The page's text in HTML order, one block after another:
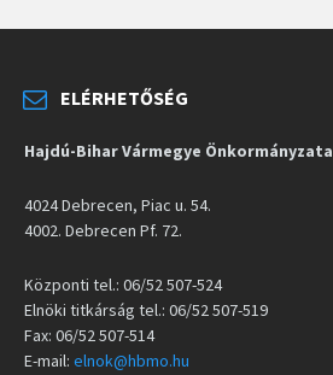
ELÉRHETŐSÉG
Hajdú-Bihar Vármegye Önkormányzata
4024 Debrecen, Piac u. 54.
4002. Debrecen Pf. 72.
Központi tel.: 06/52 507-524
Elnöki titkárság tel.: 06/52 507-519
Fax: 06/52 507-514
E-mail: elnok@hbmo.hu